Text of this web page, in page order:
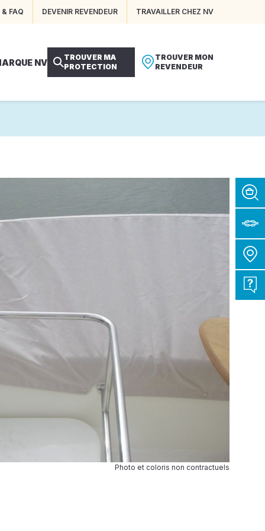
& FAQ DEVENIR REVENDEUR TRAVAILLER CHEZ NV
NV
TROUVER MA
PROTECTION
TROUVER MON
REVENDEUR
Photo et coloris non contractuels